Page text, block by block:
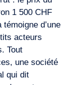
1 500 CHF
d’une
acteurs
Tout
une société
qui dit